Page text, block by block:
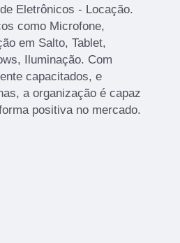
Eletrônicos - Locação.
como Microfone,
em Salto, Tablet,
Iluminação. Com
capacitados, e
a organização é capaz
positiva no mercado.